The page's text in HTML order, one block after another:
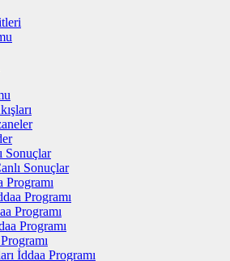
Sonuçlar
Sonuçlar
Programı
Programı
Programı
Programı
İddaa Programı